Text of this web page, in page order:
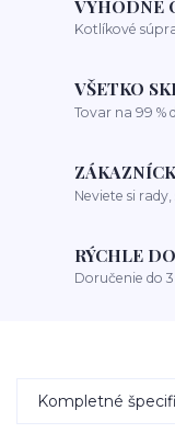
VÝHODNÉ
Kotlíkové
VŠETKO
Tovar na 99 %
Neviete si
RÝCHLE
Doručenie do
Kompletné